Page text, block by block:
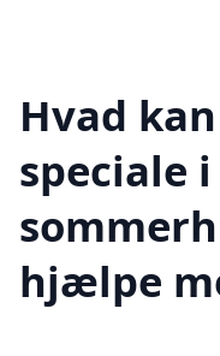
Hvad
speciale
hjælpe